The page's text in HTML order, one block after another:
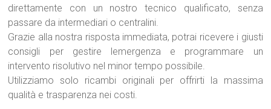
direttamente con un nostro tecnico qualificato, senza
passare da intermediari o centralini.
Grazie alla nostra risposta immediata, potrai ricevere i giusti
consigli per gestire lemergenza e programmare un
intervento risolutivo nel minor tempo possibile.
Utilizziamo solo ricambi originali per offrirti la massima
qualità e trasparenza nei costi.